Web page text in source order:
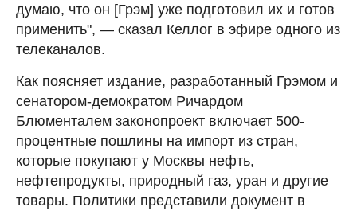
думаю, что он [Грэм] уже подготовил их и готов
применить", — сказал Келлог в эфире одного из
телеканалов.
Как поясняет издание, разработанный Грэмом и
сенатором-демократом Ричардом
Блюменталем законопроект включает 500-
процентные пошлины на импорт из стран,
которые покупают у Москвы нефть,
нефтепродукты, природный газ, уран и другие
товары. Политики представили документ в